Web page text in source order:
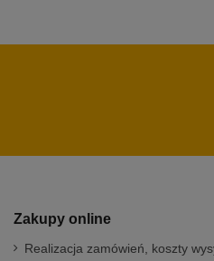
Zakupy online
Realizacja zamówień, koszty